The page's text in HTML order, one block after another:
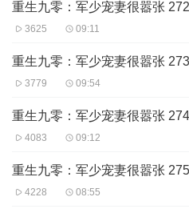
重生九零：军少宠妻很嚣张
3625 09:11
重生九零：军少宠妻很嚣张
3779 09:54
重生九零：军少宠妻很嚣张
4083 09:12
重生九零：军少宠妻很嚣张
4228 08:55